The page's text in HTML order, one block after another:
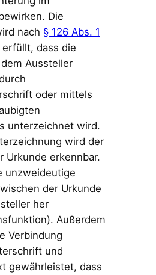
Die
nach § 126 Abs. 1
erfüllt, dass die
Aussteller
oder mittels
unterzeichnet wird.
wird der
Urkunde erkennbar.
unzweideutige
der Urkunde
her
Außerdem
Verbindung
und
gewährleistet, dass